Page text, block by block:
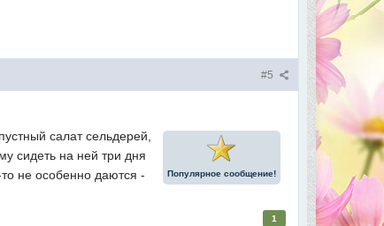
#5
Популярное сообщение!
салат сельдерей,
сидеть на ней три дня
не особенно даются -
1